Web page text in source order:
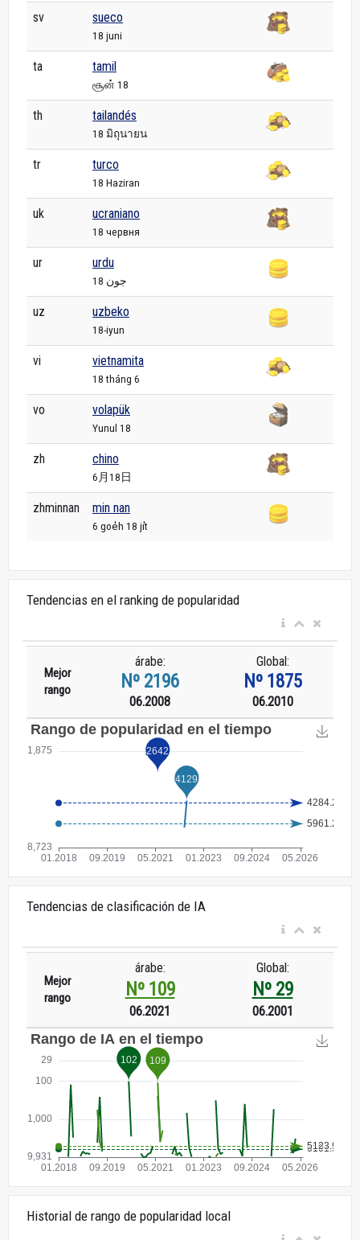
sv sueco
18 juni
ta tamil
சூன் 18
th tailandés
18 มิถุนายน
tr turco
18 Haziran
uk ucraniano
18 червня
ur urdu
18 جون
uz uzbeko
18-iyun
vi vietnamita
18 tháng 6
vo volapük
Yunul 18
zh chino
6月18日
zhminnan min nan
6 goe̍h 18 ji̍t
Tendencias en el ranking de popularidad
Mejor
rango
árabe:
Nº 2196
06.2008
Global:
Nº 1875
06.2010
Tendencias de clasificación de IA
Mejor
rango
árabe:
Nº 109
06.2021
Global:
Nº 29
06.2001
Historial de rango de popularidad local